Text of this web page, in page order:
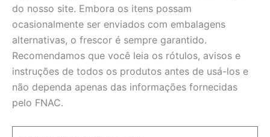
do nosso site. Embora os itens possam
ocasionalmente ser enviados com embalagens
alternativas, o frescor é sempre garantido.
Recomendamos que você leia os rótulos, avisos e
instruções de todos os produtos antes de usá-los e
não dependa apenas das informações fornecidas
pelo FNAC.